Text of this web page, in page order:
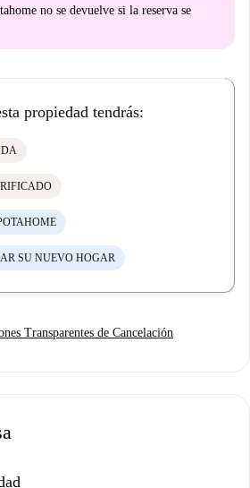
no se devuelve si la reserva se
propiedad tendrás:
SU NUEVO HOGAR
Transparentes de Cancelación